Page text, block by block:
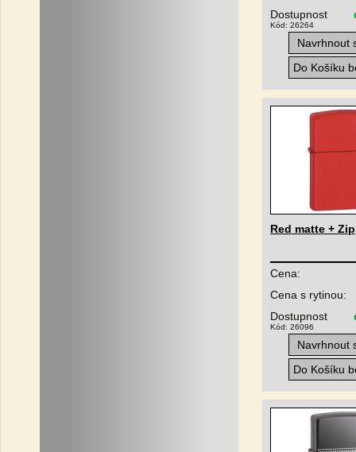
Dostupnost
Kód: 26264
Navrhnout
Do Košíku
Red matte +
Cena:
Cena s rytinou:
Dostupnost
Kód: 26096
Navrhnout
Do Košíku